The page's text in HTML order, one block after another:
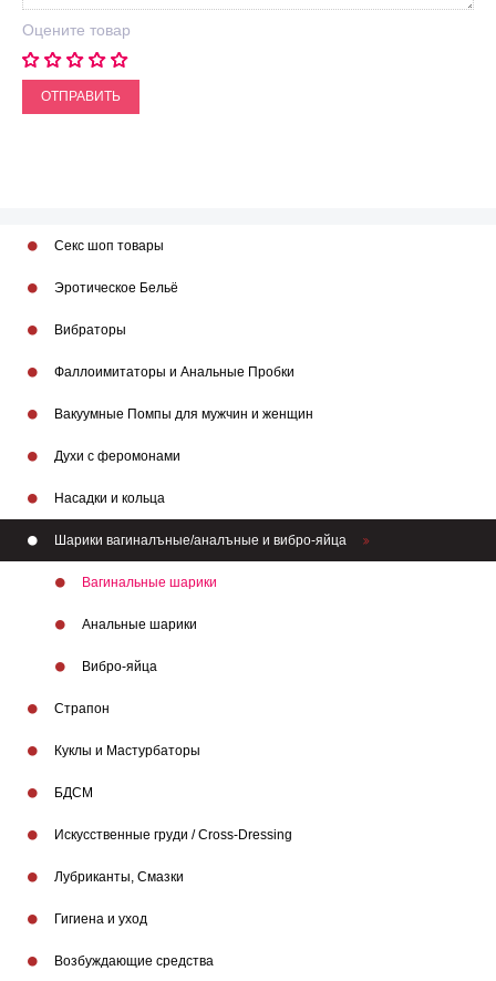
Оцените товар
ОТПРАВИТЬ
Секс шоп товары
Эротическое Бельё
Вибраторы
Фаллоимитаторы и Анальные Пробки
Вакуумные Помпы для мужчин и женщин
Духи с феромонами
Насадки и кольца
Шарики вагиналъные/аналъные и вибро-яйца
Вагинальные шарики
Анальные шарики
Вибро-яйца
Страпон
Куклы и Мастурбаторы
БДСМ
Искусственные груди / Cross-Dressing
Лубриканты, Смазки
Гигиена и уход
Возбуждающие средства